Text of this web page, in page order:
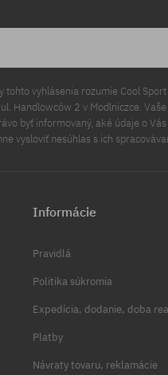
tohto vyhlásenia rozumie Cool
Handlowców 2 v Modlniczce.
byť informovaný, aké údaje o
vysloviť nesúhlas s ich
Informácie
Pravidlá
Politika súkromia
Expedícia, dodanie, doba
Platby
Návraty tovaru, reklamácie